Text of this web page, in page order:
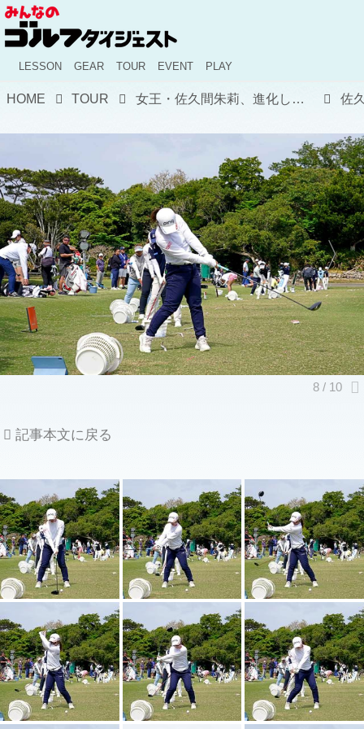
LESSON GEAR TOUR EVENT PLAY
HOME TOUR 女王・佐久間朱莉、進化したウェッジ技でコースレコードタイの『62』! 17位から貫禄の単独トップ浮上【国内女子ツアー】
記事本文に戻る